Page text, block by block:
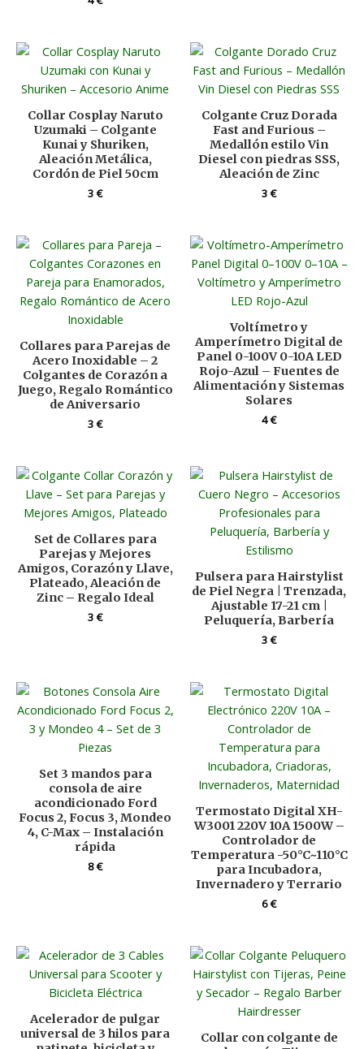
Collar Cosplay Naruto
Uzumaki – Colgante
Kunai y Shuriken,
Aleación Metálica,
Cordón de Piel 50cm
3€
Colgante Cruz Dorada
Fast and Furious –
Medallón estilo Vin
Diesel con piedras SSS,
Aleación de Zinc
3€
Collares para Parejas de
Acero Inoxidable – 2
Colgantes de Corazón a
Juego, Regalo Romántico
de Aniversario
3€
Voltímetro y
Amperímetro Digital de
Panel 0-100V 0-10A LED
Rojo-Azul – Fuentes de
Alimentación y Sistemas
Solares
4€
Set de Collares para
Parejas y Mejores
Amigos, Corazón y Llave,
Plateado, Aleación de
Zinc – Regalo Ideal
3€
Pulsera para Hairstylist
de Piel Negra | Trenzada,
Ajustable 17-21 cm |
Peluquería, Barbería
3€
Set 3 mandos para
consola de aire
acondicionado Ford
Focus 2, Focus 3, Mondeo
4, C-Max – Instalación
rápida
8€
Termostato Digital XH-
W3001 220V 10A 1500W –
Controlador de
Temperatura -50°C~110°C
para Incubadora,
Invernadero y Terrario
6€
Acelerador de pulgar
universal de 3 hilos para
Collar con colgante de